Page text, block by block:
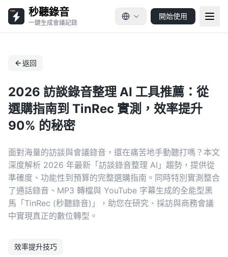
秒聽錄音
一鍵生成會議記錄
開始使用
返回
2026 訪談錄音整理 AI 工具推薦：從
選購指南到 TinRec 實測，效率提升
90% 的秘密
面對海量的訪談與會議錄音，還在痛苦地手動聽打嗎？本文
深度解析 2026 年最新「訪談錄音整理 AI」趨勢，提供從
準確度、功能性到預算的完整選購指南。同時特別實測整合
了通話錄音、MP3 轉檔與 YouTube 字幕生成的全能型黑
馬「TinRec (秒聽錄音)」，助您在研究、採訪與商務會議
中實現真正的數位轉型。
效率提升技巧